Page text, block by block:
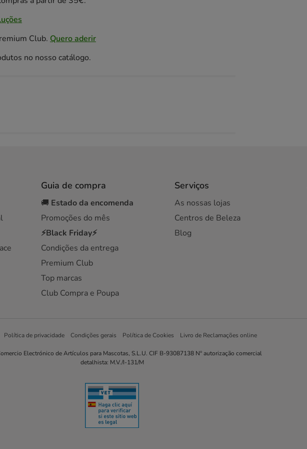
Club. Quero aderir
no nosso catálogo.
Guia de compra
🚚 Estado da encomenda
Promoções do mês
⚡Black Friday⚡
Condições da entrega
Premium Club
Top marcas
Club Compra e Poupa
Serviços
As nossas lojas
Centros de Beleza
Blog
Política de privacidade Condições gerais Política de Cookies Livro de Reclamações online
Electrónico de Artículos para Mascotas, S.L.U. CIF B-93087138 Nº autorização comercial
detalhista: M.V./I-131/M